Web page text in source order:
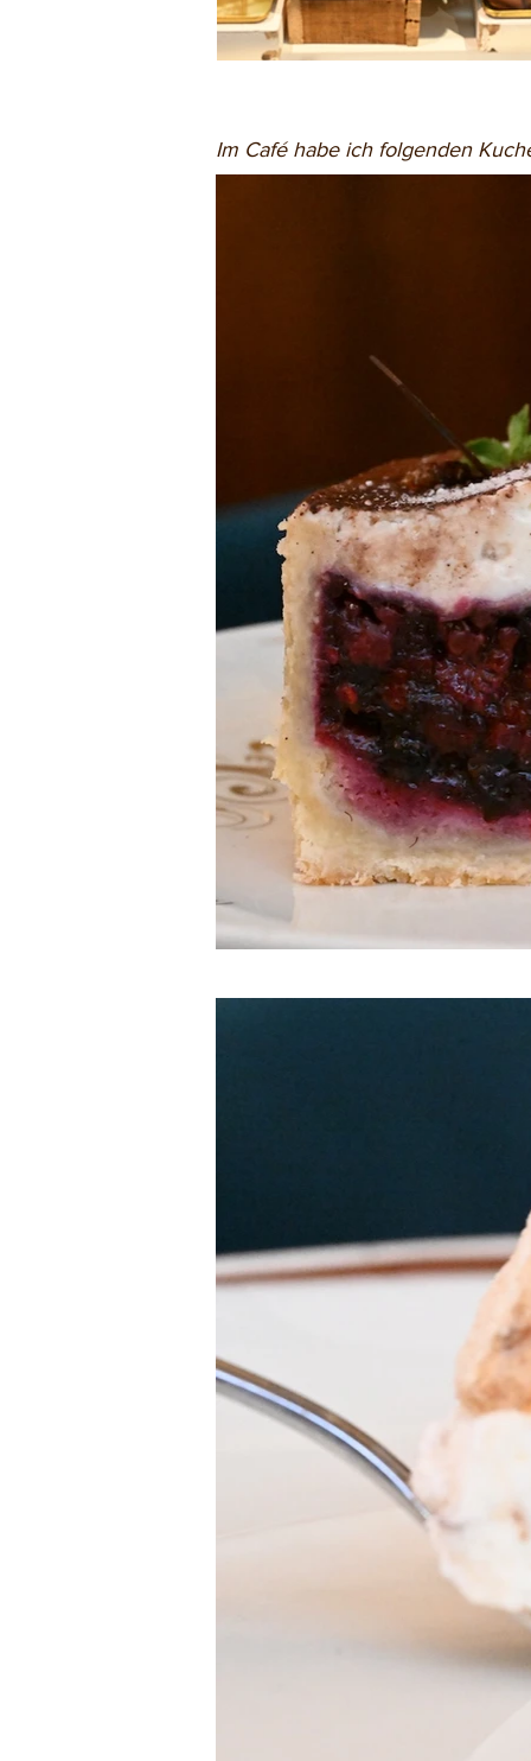
Im Café habe ich folgenden